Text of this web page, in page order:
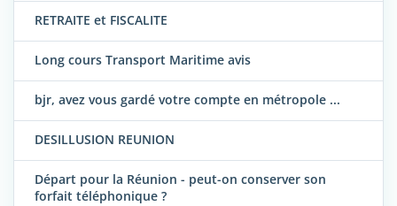
RETRAITE et FISCALITE
Long cours Transport Maritime avis
bjr, avez vous gardé votre compte en métropole ...
DESILLUSION REUNION
Départ pour la Réunion - peut-on conserver son
forfait téléphonique ?